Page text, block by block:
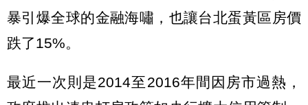
暴引爆全球的金融海嘯，也讓台北蛋黃區房價
跌了15%。
最近一次則是2014至2016年間因房市過熱，